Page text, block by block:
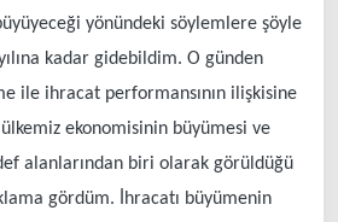
yönündeki söylemlere şöyle
kadar gidebildim. O günden
ile ihracat performansının ilişkisine
ekonomisinin büyümesi ve
alanlarından biri olarak görüldüğü
gördüm. İhracatı büyümenin